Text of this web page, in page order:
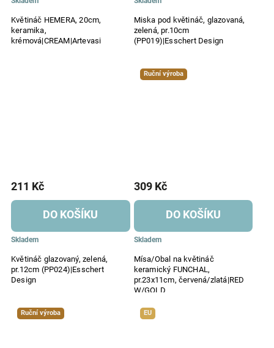
Květináč HEMERA, 20cm,
keramika,
krémová|CREAM|Artevasi
Miska pod květináč, glazovaná,
zelená, pr.10cm
(PP019)|Esschert Design
Květináč glazovaný, zelená,
pr.12cm (PP024)|Esschert
Design
Skladem
211 Kč
DO KOŠÍKU
Ruční výroba
Mísa/Obal na květináč
keramický FUNCHAL,
pr.23x11cm, červená/zlatá|RED
W/GOLD
Skladem
309 Kč
DO KOŠÍKU
Ruční výroba EU